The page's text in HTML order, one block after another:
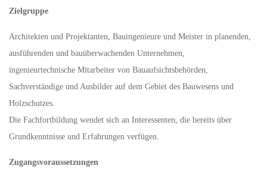
Zielgruppe
Architekten und Projektanten, Bauingenieure und Meister in planenden,
ausführenden und bauüberwachenden Unternehmen,
ingenieurtechnische Mitarbeiter von Bauaufsichtsbehörden,
Sachverständige und Ausbilder auf dem Gebiet des Bauwesens und
Holzschutzes.
Die Fachfortbildung wendet sich an Interessenten, die bereits über
Grundkenntnisse und Erfahrungen verfügen.
Zugangsvoraussetzungen